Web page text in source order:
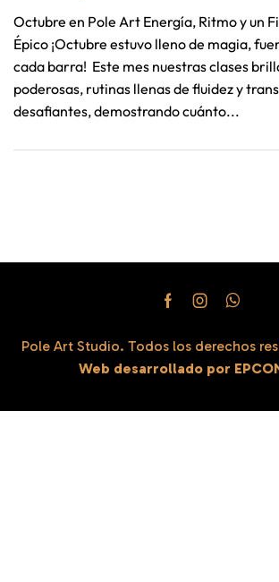
Octubre en Pole Art Energía, Ritmo y un
Épico ¡Octubre estuvo lleno de magia,
cada barra! Este mes nuestras clases
poderosas, rutinas llenas de fluidez y
desafiantes, demostrando cuánto...
Pole Art Studio. Todos los derechos
Web desarrollado por